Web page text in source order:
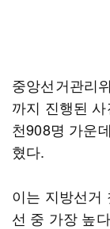
중앙선거관리
까지 진행된
천908명 가운
혔다.
이는 지방선거
선 중 가장 높